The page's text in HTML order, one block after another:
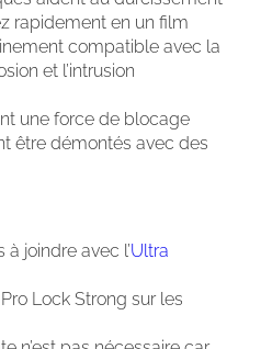
rapidement en un film
compatible avec la
et l’intrusion
une force de blocage
être démontés avec des
joindre avec l’Ultra
Lock Strong sur les